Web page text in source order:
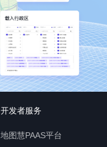
开发者服务
地图慧PAAS平台